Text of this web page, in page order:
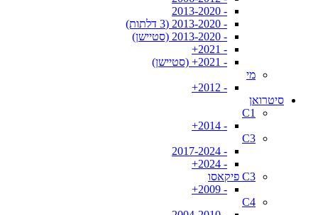
- 2013-2020
- 2013-2020 (3 דלתות)
- 2013-2020 (סטיישן)
- 2021+
- 2021+ (סטיישן)
מי
- 2012+
סיטרואן
C1
- 2014+
C3
- 2017-2024
- 2024+
C3 פיקאסו
- 2009+
C4